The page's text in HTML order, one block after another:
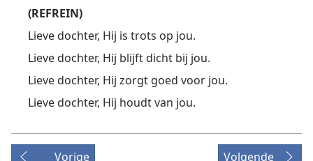
(REFREIN)
Lieve dochter, Hij is trots op jou.
Lieve dochter, Hij blijft dicht bij jou.
Lieve dochter, Hij zorgt goed voor jou.
Lieve dochter, Hij houdt van jou.
Vorige Volgende